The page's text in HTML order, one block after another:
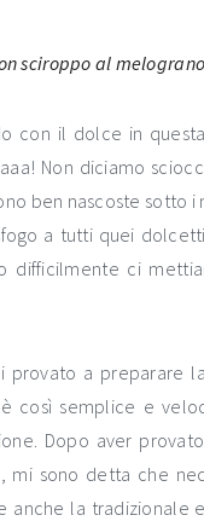
con il dolce in
Non diciamo
ben nascoste sotto i
a tutti quei
difficilmente ci
provato a preparare
così semplice e
Dopo aver
mi sono detta che
anche la tradizionale